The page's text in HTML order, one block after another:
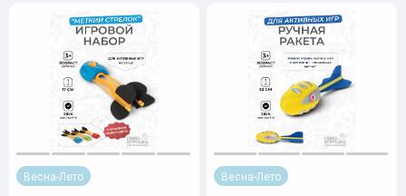
Весна-Лето Весна-Лето